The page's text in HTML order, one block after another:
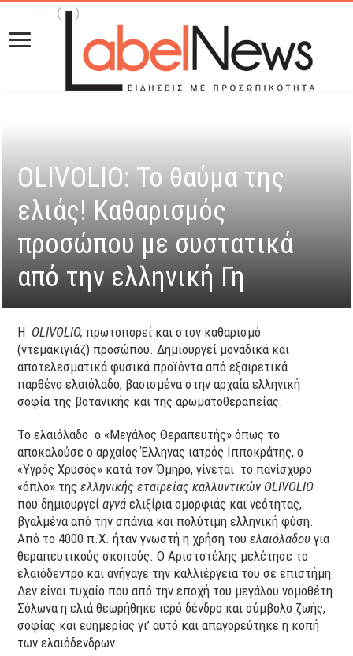
ΟLIVOLIO: Το θαύμα της
ελιάς! Καθαρισμός
προσώπου με συστατικά
από την ελληνική Γη
Η OLIVOLIO, πρωτοπορεί και στον καθαρισμό
(ντεμακιγιάζ) προσώπου. Δημιουργεί μοναδικά και
αποτελεσματικά φυσικά προϊόντα από εξαιρετικά
παρθένο ελαιόλαδο, βασισμένα στην αρχαία ελληνική
σοφία της βοτανικής και της αρωματοθεραπείας.
Το ελαιόλαδο ο «Μεγάλος Θεραπευτής» όπως το
αποκαλούσε ο αρχαίος Έλληνας ιατρός Ιπποκράτης, ο
«Υγρός Χρυσός» κατά τον Όμηρο, γίνεται το πανίσχυρο
«όπλο» τηςελληνικής εταιρείας καλλυντικών OLIVOLIO
που δημιουργείαγνά ελιξίρια ομορφιάς και νεότητας,
βγαλμένα από την σπάνια και πολύτιμη ελληνική φύση.
Από το 4000 π.Χ. ήταν γνωστή η χρήση τουελαιόλαδου για
θεραπευτικούς σκοπούς. Ο Αριστοτέλης μελέτησε το
ελαιόδεντρο και ανήγαγε την καλλιέργεια του σε επιστήμη.
Δεν είναι τυχαίο που από την εποχή του μεγάλου νομοθέτη
Σόλωνα η ελιά θεωρήθηκε ιερό δένδρο και σύμβολο ζωής,
σοφίας και ευημερίας γι’ αυτό και απαγορεύτηκε η κοπή
των ελαιόδενδρων.